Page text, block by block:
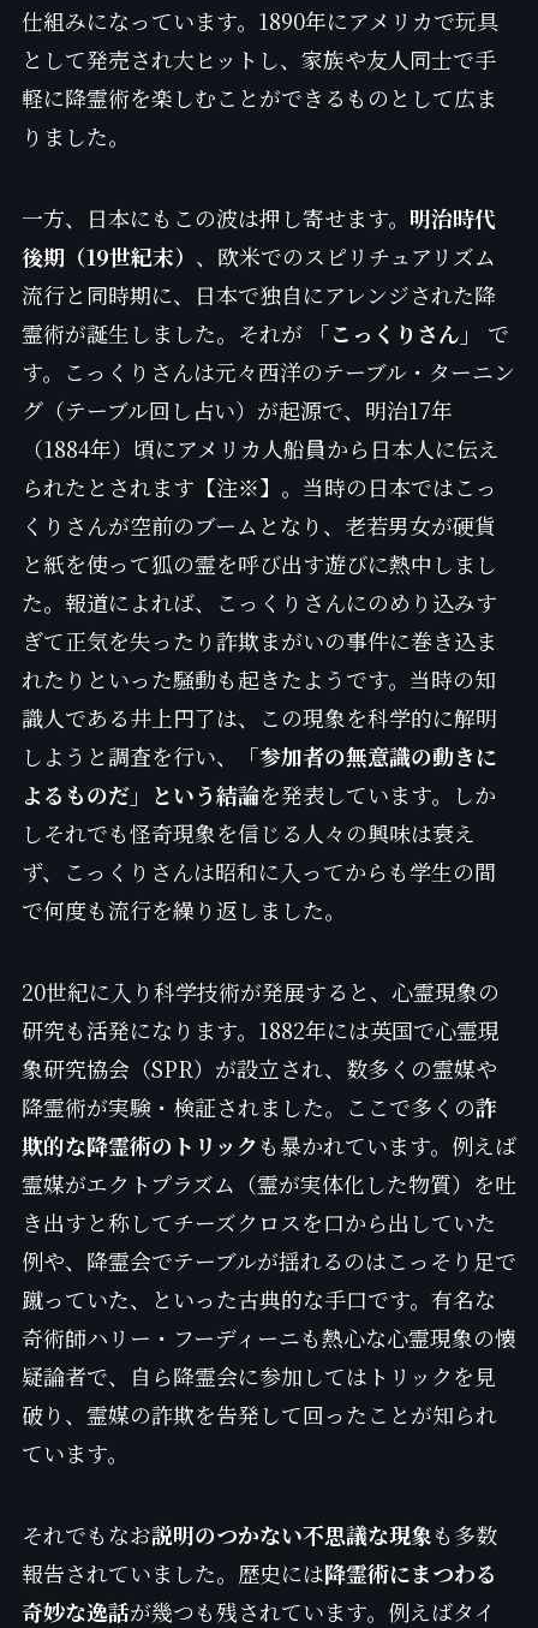
仕組みになっています。1890年にアメリカで玩具
として発売され大ヒットし、家族や友人同士で手
軽に降霊術を楽しむことができるものとして広ま
りました。
一方、日本にもこの波は押し寄せます。 明治時代
後期（19世紀末） 、欧米でのスピリチュアリズム
流行と同時期に、日本で独自にアレンジされた降
霊術が誕生しました。それが
「こっくりさん」
で
す。こっくりさんは元々西洋のテーブル・ターニン
グ（テーブル回し占い）が起源で、明治17年
（1884年）頃にアメリカ人船員から日本人に伝え
られたとされます【注※】。当時の日本ではこっ
くりさんが空前のブームとなり、老若男女が硬貨
と紙を使って狐の霊を呼び出す遊びに熱中しまし
た。報道によれば、こっくりさんにのめり込みす
ぎて正気を失ったり詐欺まがいの事件に巻き込ま
れたりといった騒動も起きたようです。当時の知
識人である井上円了は、この現象を科学的に解明
しようと調査を行い、
「参加者の無意識の動きに
よるものだ」という結論を発表しています。しか
しそれでも怪奇現象を信じる人々の興味は衰え
ず、こっくりさんは昭和に入ってからも学生の間
で何度も流行を繰り返しました。
20世紀に入り科学技術が発展すると、心霊現象の
研究も活発になります。1882年には英国で心霊現
象研究協会（SPR）が設立され、数多くの霊媒や
降霊術が実験・検証されました。ここで多くの詐
欺的な降霊術のトリックも暴かれています。例えば
霊媒がエクトプラズム（霊が実体化した物質）を吐
き出すと称してチーズクロスを口から出していた
例や、降霊会でテーブルが揺れるのはこっそり足で
蹴っていた、といった古典的な手口です。有名な
奇術師ハリー・フーディーニも熱心な心霊現象の懐
疑論者で、自ら降霊会に参加してはトリックを見
破り、霊媒の詐欺を告発して回ったことが知られ
ています。
それでもなお説明のつかない不思議な現象も多数
報告されていました。歴史には降霊術にまつわる
奇妙な逸話が幾つも残されています。例えばタイ